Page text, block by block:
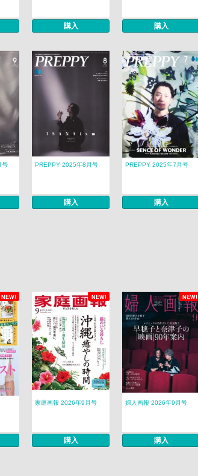
購入 購入
号 PREPPY 2025年8月号
購入
PREPPY 2025年7月号
購入
NEW! NEW! NEW!
家庭画報 2026年9月号
購入
婦人画報 2026年9月号
購入